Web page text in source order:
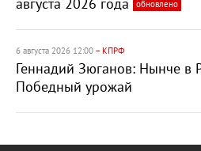
августа 2026 года
обновлено
6 августа 2026 12:00 – КПРФ
Геннадий Зюганов: Нынче в
Победный урожай